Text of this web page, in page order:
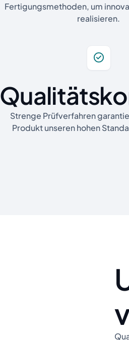
Fertigungsmethoden, um
realisieren.
Strenge Prüfverfahren
Produkt unseren hohen